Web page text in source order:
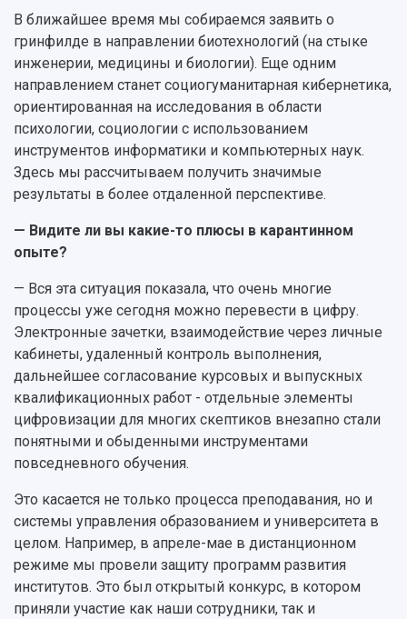
В ближайшее время мы собираемся заявить о
гринфилде в направлении биотехнологий (на стыке
инженерии, медицины и биологии). Еще одним
направлением станет социогуманитарная кибернетика,
ориентированная на исследования в области
психологии, социологии с использованием
инструментов информатики и компьютерных наук.
Здесь мы рассчитываем получить значимые
результаты в более отдаленной перспективе.
— Видите ли вы какие-то плюсы в карантинном
опыте?
— Вся эта ситуация показала, что очень многие
процессы уже сегодня можно перевести в цифру.
Электронные зачетки, взаимодействие через личные
кабинеты, удаленный контроль выполнения,
дальнейшее согласование курсовых и выпускных
квалификационных работ - отдельные элементы
цифровизации для многих скептиков внезапно стали
понятными и обыденными инструментами
повседневного обучения.
Это касается не только процесса преподавания, но и
системы управления образованием и университета в
целом. Например, в апреле-мае в дистанционном
режиме мы провели защиту программ развития
институтов. Это был открытый конкурс, в котором
приняли участие как наши сотрудники, так и